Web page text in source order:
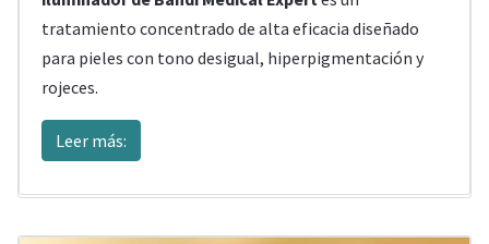
tratamiento concentrado de alta eficacia diseñado
para pieles con tono desigual, hiperpigmentación y
rojeces.
Leer más: